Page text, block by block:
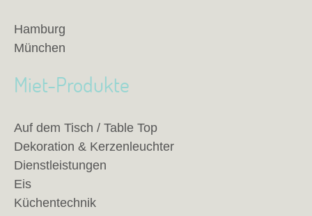
Hamburg
München
Miet-Produkte
Auf dem Tisch / Table Top
Dekoration & Kerzenleuchter
Dienstleistungen
Eis
Küchentechnik